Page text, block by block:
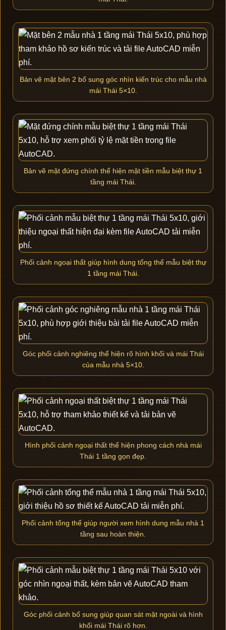
Bản vẽ mặt bên 2 bổ sung góc nhìn kiến trúc cho mẫu nhà
mái Thái 5×10.
Bản vẽ mặt đứng chính thể hiện mặt tiền mẫu biệt thự 1
tầng mái Thái.
Phối cảnh ngoại thất giúp hình dung tổng thể mẫu biệt thự
1 tầng mái Thái.
Góc phối cảnh nghiêng thể hiện rõ hình khối và mái Thái
của mẫu nhà 5×10.
Hình phối cảnh ngoại thất thể hiện phong cách nhà mái
Thái 1 tầng gọn đẹp.
Phối cảnh tổng thể giúp người xem hình dung mẫu nhà 1
tầng sau hoàn thiện.
Góc phối cảnh bổ sung giúp quan sát mặt ngoài và hình
khối mái Thái rõ hơn.